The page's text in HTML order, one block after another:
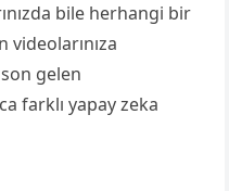
bile herhangi bir
videolarınıza
gelen
farklı yapay zeka